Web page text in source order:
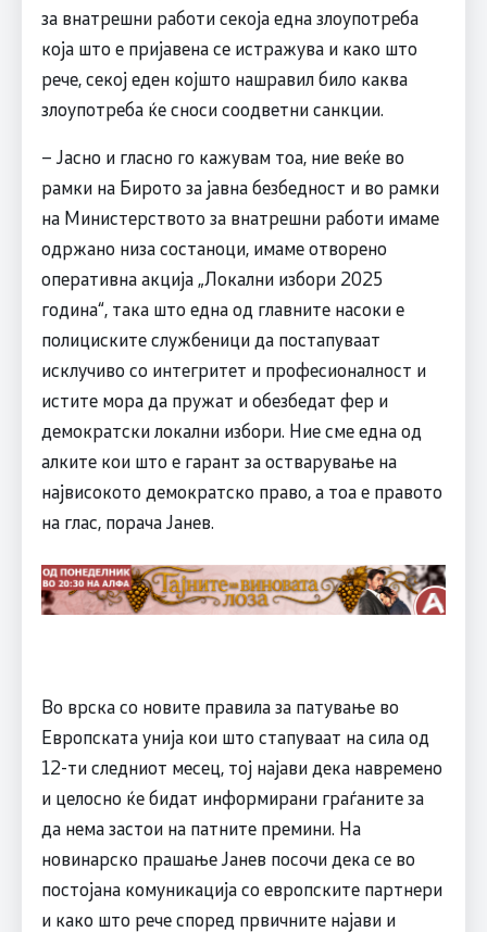
за внатрешни работи секоја една злоупотреба
која што е пријавена се истражува и како што
рече, секој еден којшто нашравил било каква
злоупотреба ќе сноси соодветни санкции.
– Јасно и гласно го кажувам тоа, ние веќе во
рамки на Бирото за јавна безбедност и во рамки
на Министерството за внатрешни работи имаме
одржано низа состаноци, имаме отворено
оперативна акција „Локални избори 2025
година“, така што една од главните насоки е
полициските службеници да постапуваат
исклучиво со интегритет и професионалност и
истите мора да пружат и обезбедат фер и
демократски локални избори. Ние сме една од
алките кои што е гарант за остварување на
највисокото демократско право, а тоа е правото
на глас, порача Јанев.
Во врска со новите правила за патување во
Европската унија кои што стапуваат на сила од
12-ти следниот месец, тој најави дека навремено
и целосно ќе бидат информирани граѓаните за
да нема застои на патните премини. На
новинарско прашање Јанев посочи дека се во
постојана комуникација со европските партнери
и како што рече според првичните најави и